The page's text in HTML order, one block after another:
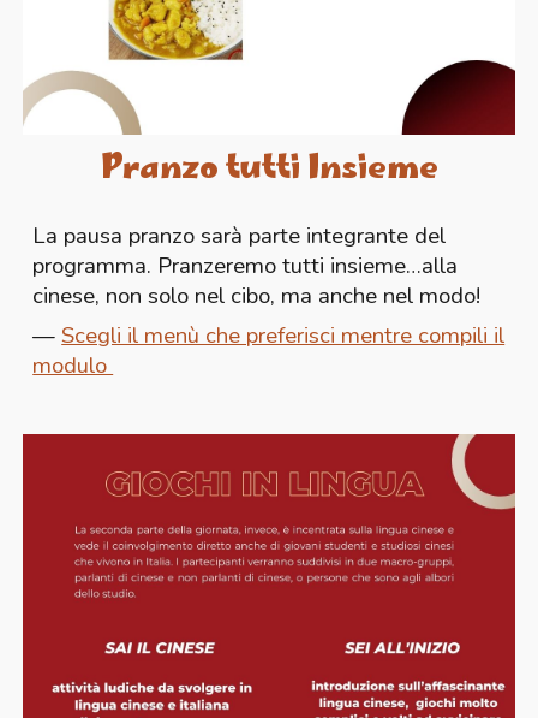
Pranzo tutti Insieme
La pausa pranzo sarà parte integrante del
programma. Pranzeremo tutti insieme…alla
cinese, non solo nel cibo, ma anche nel modo!
—Scegli il menù che preferisci mentre compili il
modulo